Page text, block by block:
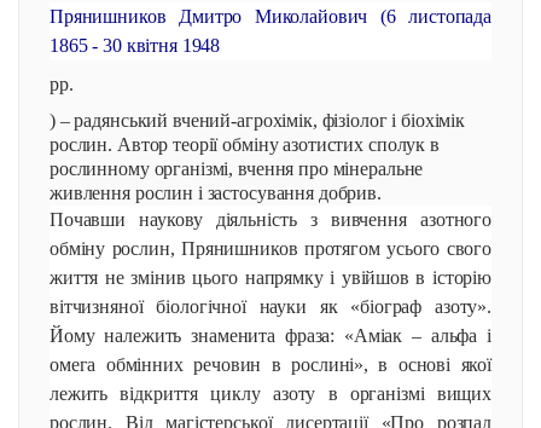
Прянишников Дмитро Миколайович (6 листопада
1865 - 30 квітня 1948
рр.
) – радянський вчений-агрохімік, фізіолог і біохімік
рослин. Автор теорії обміну азотистих сполук в
рослинному організмі, вчення про мінеральне
живлення рослин і застосування добрив.
Почавши наукову діяльність з вивчення азотного
обміну рослин, Прянишников протягом усього свого
життя не змінив цього напрямку і увійшов в історію
вітчизняної біологічної науки як «біограф азоту».
Йому належить знаменита фраза: «Аміак – альфа і
омега обмінних речовин в рослині», в основі якої
лежить відкриття циклу азоту в організмі вищих
рослин. Від магістерської дисертації «Про розпад